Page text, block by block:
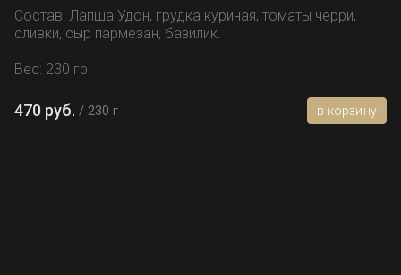
Состав: Лапша Удон, грудка куриная, томаты черри,
сливки, сыр пармезан, базилик.
Вес: 230 гр
470 руб. 230 г в корзину